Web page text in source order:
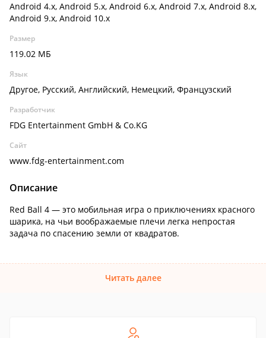
Android 4.x, Android 5.x, Android 6.x, Android 7.x, Android 8.x,
Android 9.x, Android 10.x
Размер
119.02 МБ
Язык
Другое, Русский, Английский, Немецкий, Французский
Разработчик
FDG Entertainment GmbH & Co.KG
Сайт
www.fdg-entertainment.com
Описание
Red Ball 4 — это мобильная игра о приключениях красного
шарика, на чьи воображаемые плечи легка непростая
задача по спасению земли от квадратов.
Читать далее